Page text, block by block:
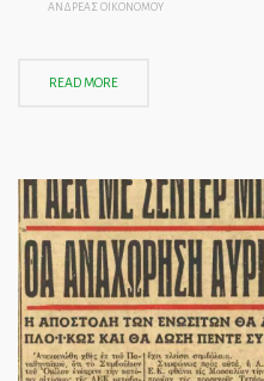
ΑΝΔΡΕΑΣ ΟΙΚΟΝΟΜΟΥ
READ MORE